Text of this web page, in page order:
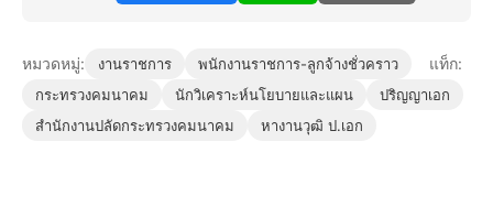
หมวดหมู่: งานราชการ พนักงานราชการ-ลูกจ้างชั่วคราว แท็ก:
กระทรวงคมนาคม นักวิเคราะห์นโยบายและแผน
ปริญญาเอก
สำนักงานปลัดกระทรวงคมนาคม
หางานวุฒิ ป.เอก